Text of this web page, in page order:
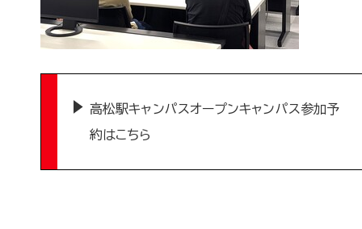
高松駅キャンパスオープンキャンパス参加予
約はこちら